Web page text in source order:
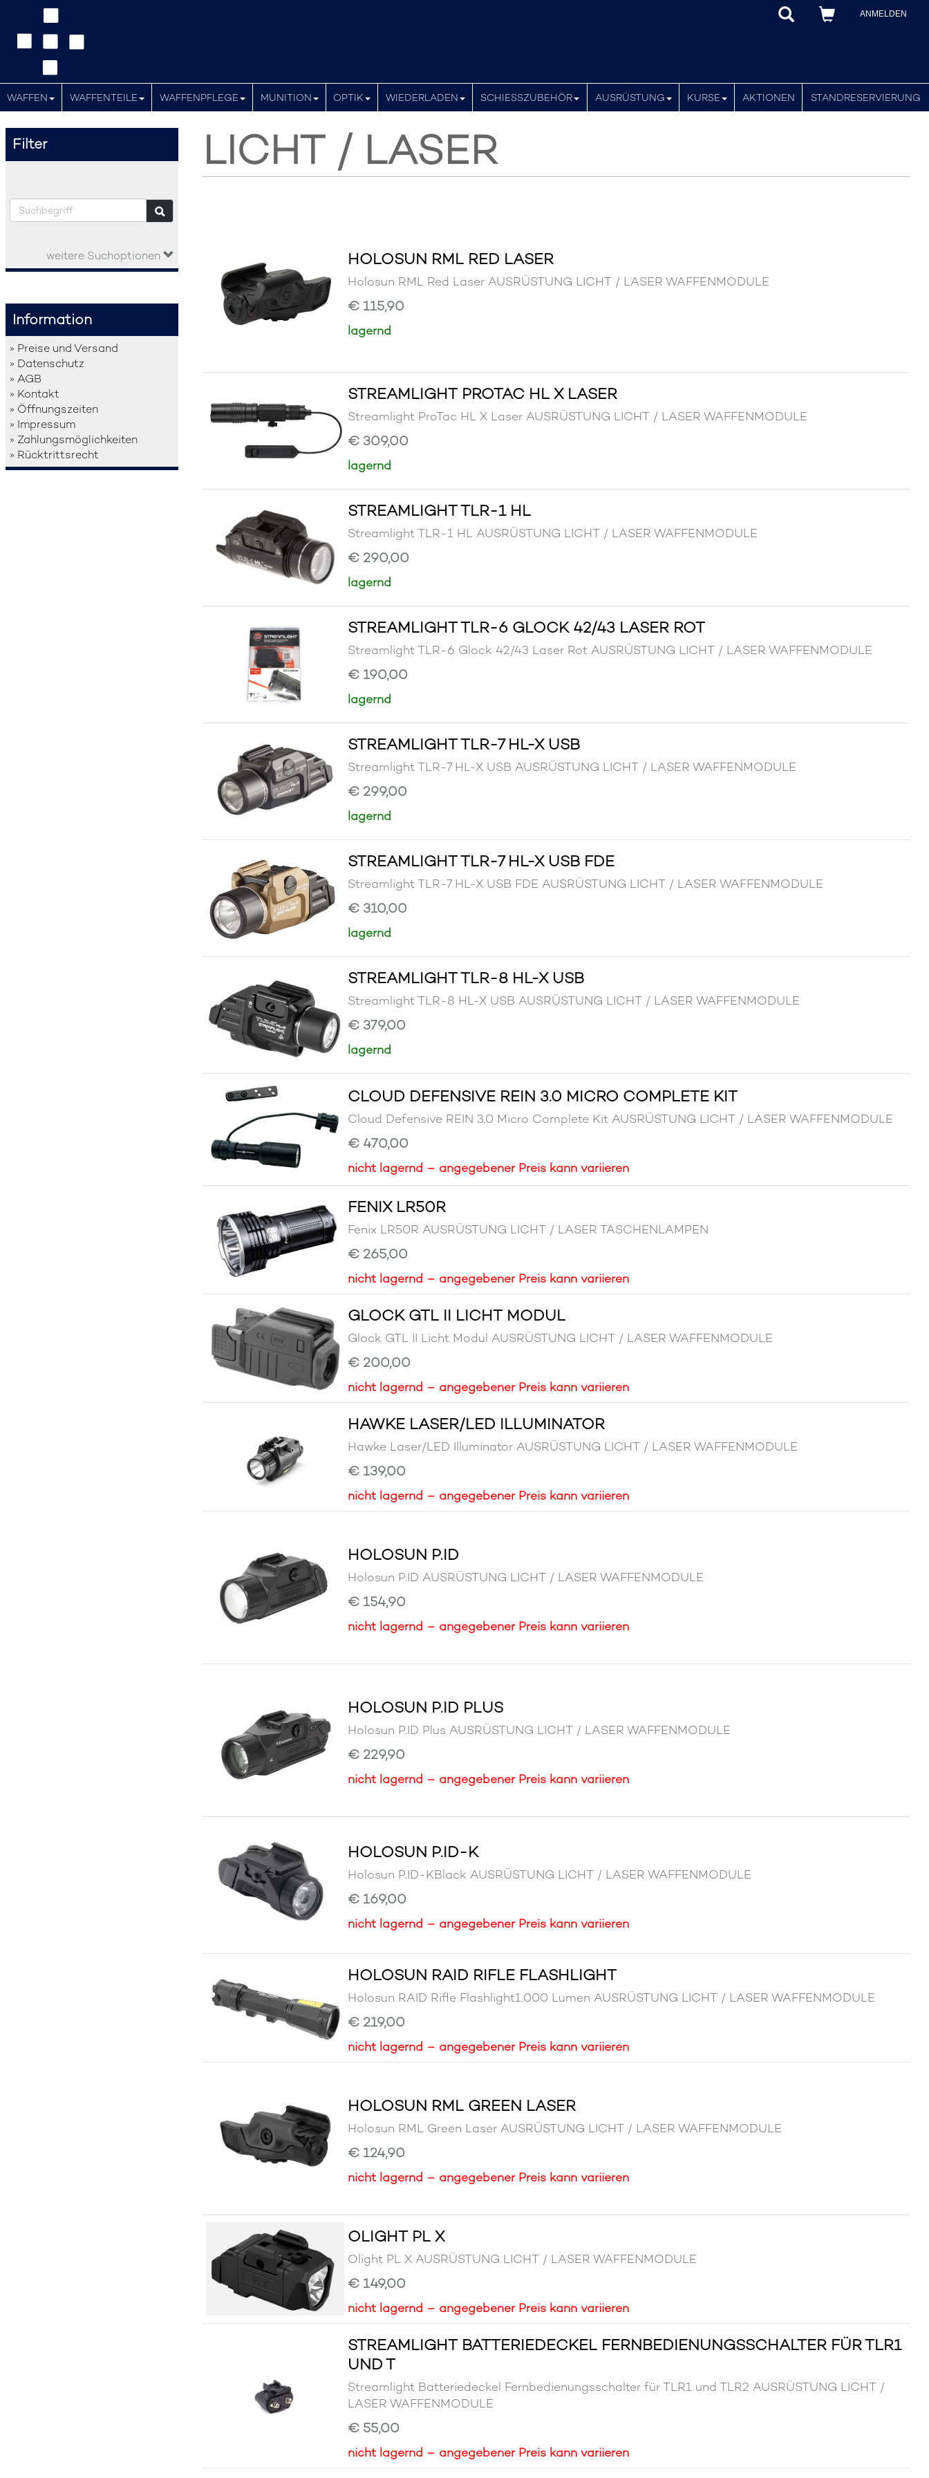
ANMELDEN
WAFFEN WAFFENTEILE WAFFENPFLEGE MUNITION OPTIK WIEDERLADEN SCHIESSZUBEHÖR AUSRÜSTUNG KURSE AKTIONEN STANDRESERVIERUNG
Filter
weitere Suchoptionen
Information
» Preise und Versand
» Datenschutz
» AGB
» Kontakt
» Öffnungszeiten
» Impressum
» Zahlungsmöglichkeiten
» Rücktrittsrecht
LICHT / LASER
HOLOSUN RML RED LASER
Holosun RML Red Laser AUSRÜSTUNG LICHT / LASER WAFFENMODULE
€ 115,90
lagernd
STREAMLIGHT PROTAC HL X LASER
Streamlight ProTac HL X Laser AUSRÜSTUNG LICHT / LASER WAFFENMODULE
€ 309,00
lagernd
STREAMLIGHT TLR-1 HL
Streamlight TLR-1 HL AUSRÜSTUNG LICHT / LASER WAFFENMODULE
€ 290,00
lagernd
STREAMLIGHT TLR-6 GLOCK 42/43 LASER ROT
Streamlight TLR-6 Glock 42/43 Laser Rot AUSRÜSTUNG LICHT / LASER WAFFENMODULE
€ 190,00
lagernd
STREAMLIGHT TLR-7 HL-X USB
Streamlight TLR-7 HL-X USB AUSRÜSTUNG LICHT / LASER WAFFENMODULE
€ 299,00
lagernd
STREAMLIGHT TLR-7 HL-X USB FDE
Streamlight TLR-7 HL-X USB FDE AUSRÜSTUNG LICHT / LASER WAFFENMODULE
€ 310,00
lagernd
STREAMLIGHT TLR-8 HL-X USB
Streamlight TLR-8 HL-X USB AUSRÜSTUNG LICHT / LASER WAFFENMODULE
€ 379,00
lagernd
CLOUD DEFENSIVE REIN 3.0 MICRO COMPLETE KIT
Cloud Defensive REIN 3.0 Micro Complete Kit AUSRÜSTUNG LICHT / LASER WAFFENMODULE
€ 470,00
nicht lagernd – angegebener Preis kann variieren
FENIX LR50R
Fenix LR50R AUSRÜSTUNG LICHT / LASER TASCHENLAMPEN
€ 265,00
nicht lagernd – angegebener Preis kann variieren
GLOCK GTL II LICHT MODUL
Glock GTL II Licht Modul AUSRÜSTUNG LICHT / LASER WAFFENMODULE
€ 200,00
nicht lagernd – angegebener Preis kann variieren
HAWKE LASER/LED ILLUMINATOR
Hawke Laser/LED Illuminator AUSRÜSTUNG LICHT / LASER WAFFENMODULE
€ 139,00
nicht lagernd – angegebener Preis kann variieren
HOLOSUN P.ID
Holosun P.ID AUSRÜSTUNG LICHT / LASER WAFFENMODULE
€ 154,90
nicht lagernd – angegebener Preis kann variieren
HOLOSUN P.ID PLUS
Holosun P.ID Plus AUSRÜSTUNG LICHT / LASER WAFFENMODULE
€ 229,90
nicht lagernd – angegebener Preis kann variieren
HOLOSUN P.ID-K
Holosun P.ID-KBlack AUSRÜSTUNG LICHT / LASER WAFFENMODULE
€ 169,00
nicht lagernd – angegebener Preis kann variieren
HOLOSUN RAID RIFLE FLASHLIGHT
Holosun RAID Rifle Flashlight1.000 Lumen AUSRÜSTUNG LICHT / LASER WAFFENMODULE
€ 219,00
nicht lagernd – angegebener Preis kann variieren
HOLOSUN RML GREEN LASER
Holosun RML Green Laser AUSRÜSTUNG LICHT / LASER WAFFENMODULE
€ 124,90
nicht lagernd – angegebener Preis kann variieren
OLIGHT PL X
Olight PL X AUSRÜSTUNG LICHT / LASER WAFFENMODULE
€ 149,00
nicht lagernd – angegebener Preis kann variieren
STREAMLIGHT BATTERIEDECKEL FERNBEDIENUNGSSCHALTER FÜR TLR1
UND T
Streamlight Batteriedeckel Fernbedienungsschalter für TLR1 und TLR2 AUSRÜSTUNG LICHT /
LASER WAFFENMODULE
€ 55,00
nicht lagernd – angegebener Preis kann variieren